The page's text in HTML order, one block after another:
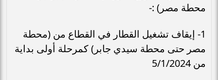
محطة مصر) :-
1- إيقاف تشغيل القطار في القطاع من (محطة
مصر حتى محطة سيدي جابر) كمرحلة أولى بداية
من 5/1/2024